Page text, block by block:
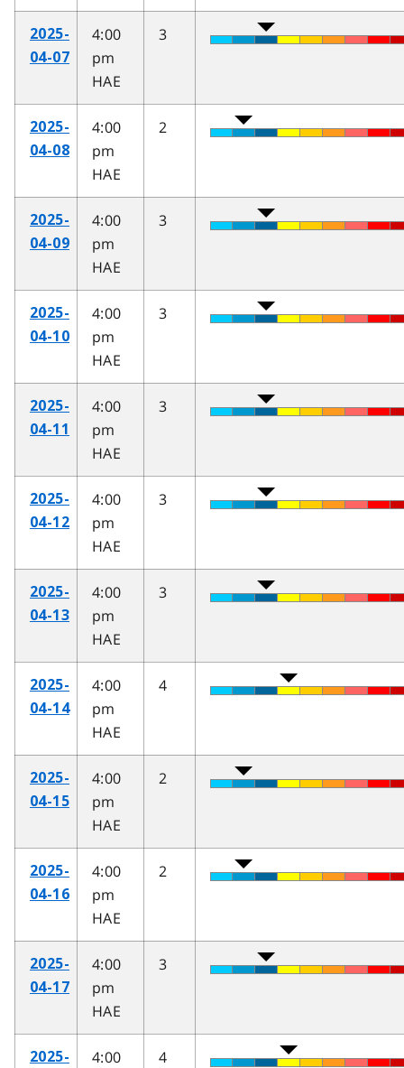
2025-
04-07
4:00
pm
HAE
3
2025-
04-08
4:00
pm
HAE
2
2025-
04-09
4:00
pm
HAE
3
2025-
04-10
4:00
pm
HAE
3
2025-
04-11
4:00
pm
HAE
3
2025-
04-12
4:00
pm
HAE
3
2025-
04-13
4:00
pm
HAE
3
2025-
04-14
4:00
pm
HAE
4
2025-
04-15
4:00
pm
HAE
2
2025-
04-16
4:00
pm
HAE
2
2025-
04-17
4:00
pm
HAE
3
2025-
4:00
4